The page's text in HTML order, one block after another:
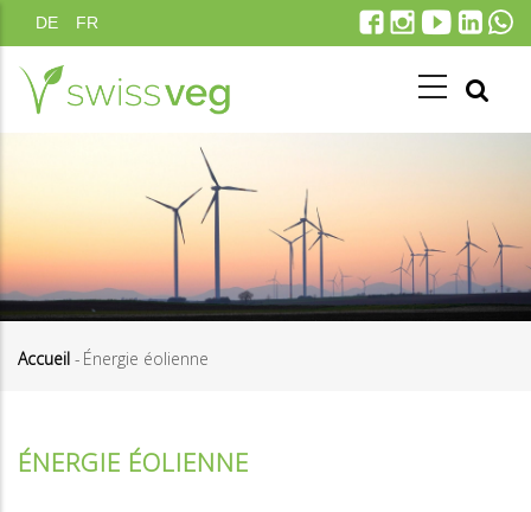
au
contenu
principal
DE FR
d'Ariane
Accueil - Énergie éolienne
ÉNERGIE ÉOLIENNE